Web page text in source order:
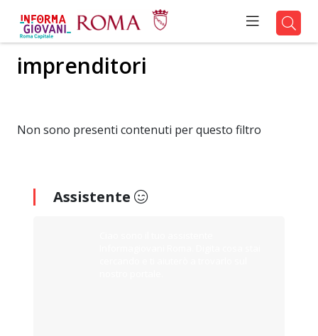
imprenditori
Non sono presenti contenuti per questo filtro
Assistente